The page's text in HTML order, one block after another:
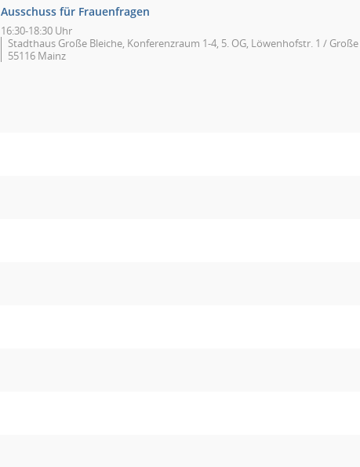
Ausschuss für Frauenfragen
16:30-18:30 Uhr
Stadthaus Große Bleiche, Konferenzraum 1-4, 5. OG, Löwenhofstr. 1 / Große
55116 Mainz